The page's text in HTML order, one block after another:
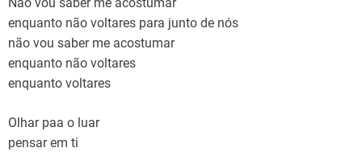
Não vou saber me acostumar
enquanto não voltares para junto de nós
não vou saber me acostumar
enquanto não voltares
enquanto voltares
Olhar paa o luar
pensar em ti